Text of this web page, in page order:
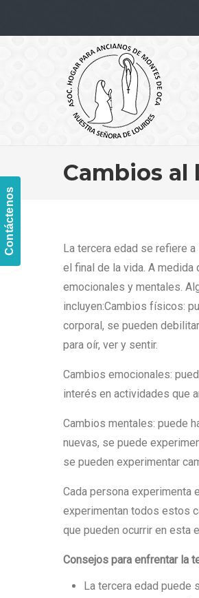
Contáctenos
Navigation
Cambios al
La tercera edad se refiere
el final de la vida. A
emocionales y mentales.
incluyen:Cambios físicos:
corporal, se pueden
para oír, ver y sentir.
Cambios emocionales:
interés en actividades que
Cambios mentales: puede
nuevas, se puede
se pueden experimentar
Cada persona experimenta
experimentan todos estos
que pueden ocurrir en esta
Consejos para enfrentar la
La tercera edad puede